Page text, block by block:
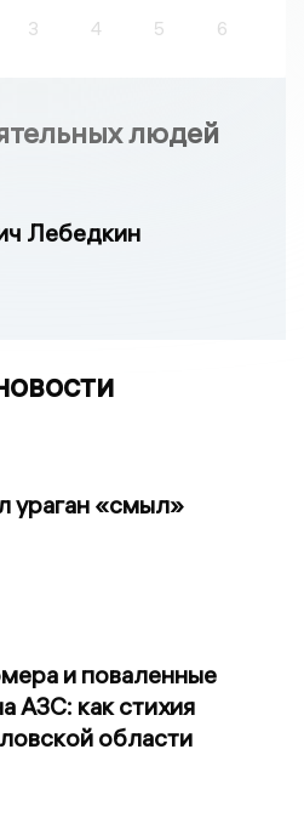
3 4 5 6
людей
Лебедкин
ураган «смыл»
и поваленные
АЗС: как стихия
области